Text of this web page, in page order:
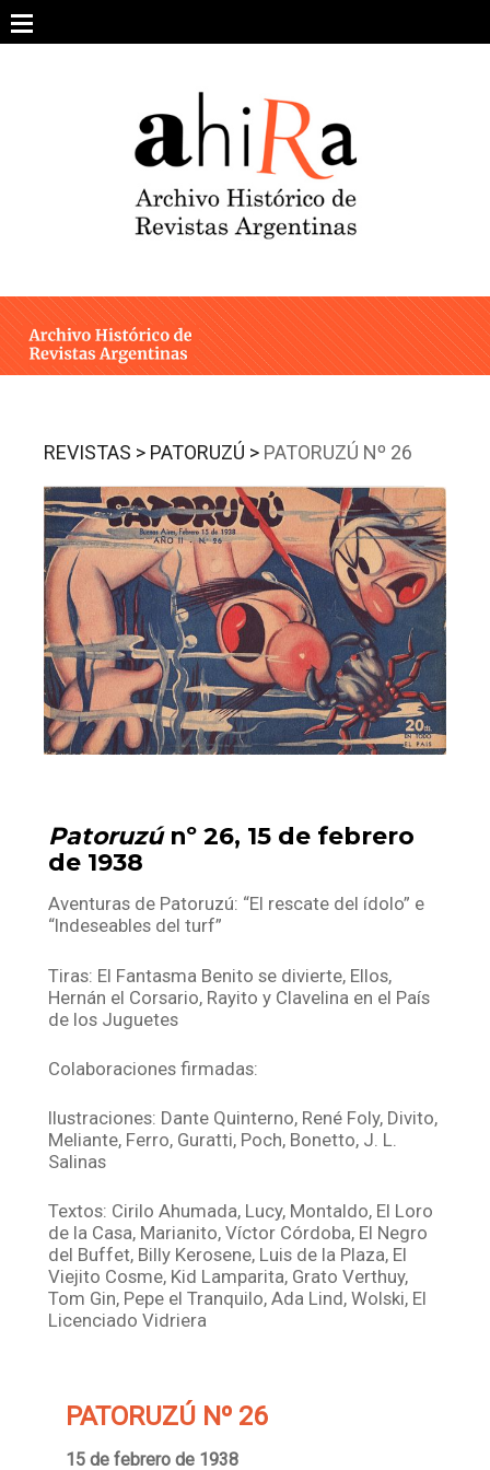
content
ARCHIVO DE REVISTAS
ESTUDIOS CRÍTICOS
INTEGRANTES
Facebook
Instagram
Twitter
Mail
REVISTAS > PATORUZÚ > PATORUZÚ Nº 26
Patoruzú nº 26, 15 de febrero
de 1938
Aventuras de Patoruzú: “El rescate del ídolo” e
“Indeseables del turf”
Tiras: El Fantasma Benito se divierte, Ellos,
Hernán el Corsario, Rayito y Clavelina en el País
de los Juguetes
Colaboraciones firmadas:
Ilustraciones: Dante Quinterno, René Foly, Divito,
Meliante, Ferro, Guratti, Poch, Bonetto, J. L.
Salinas
Textos: Cirilo Ahumada, Lucy, Montaldo, El Loro
de la Casa, Marianito, Víctor Córdoba, El Negro
del Buffet, Billy Kerosene, Luis de la Plaza, El
Viejito Cosme, Kid Lamparita, Grato Verthuy,
Tom Gin, Pepe el Tranquilo, Ada Lind, Wolski, El
Licenciado Vidriera
PATORUZÚ Nº 26
15 de febrero de 1938